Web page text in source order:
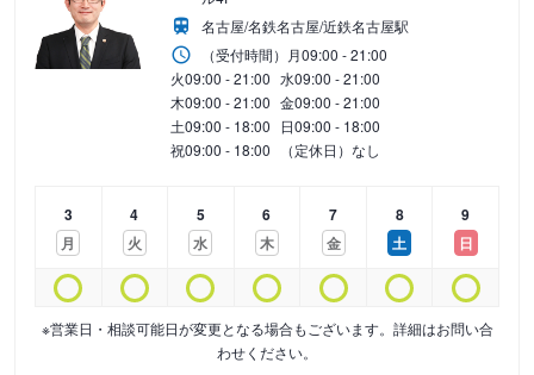
名古屋/名鉄名古屋/近鉄名古屋駅
（受付時間） 月09:00 - 21:00
火09:00 - 21:00 水09:00 - 21:00
木09:00 - 21:00 金09:00 - 21:00
土09:00 - 18:00 日09:00 - 18:00
祝09:00 - 18:00 （定休日）なし
3
月
4
火
5
水
6
木
7
金
8
土
9
日
※営業日・相談可能日が変更となる場合もございます。詳細はお問い合
わせください。